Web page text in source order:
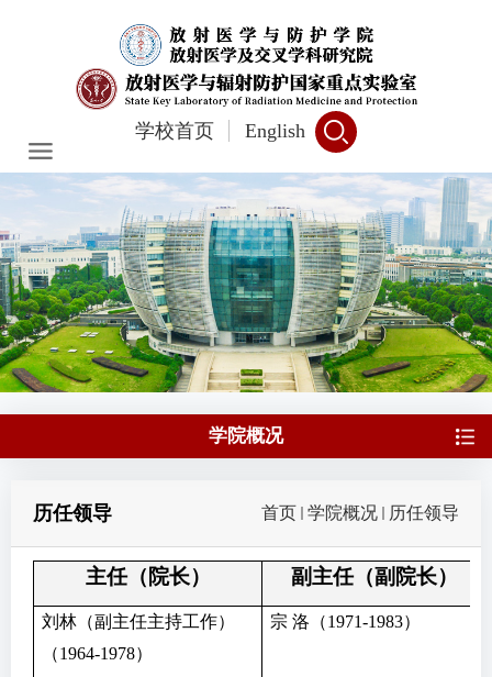
学校首页 English
学院概况
首页 学院概况 历任领导
历任领导
主任（院长） 副主任（副院长）
刘林 （副主任主持工作）
（1964-1978）
宗 洛（1971-1983）